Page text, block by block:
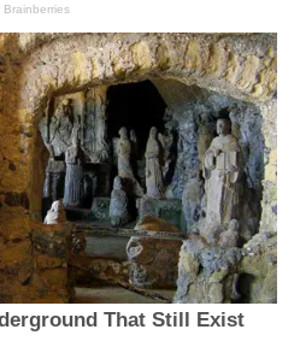
Brainberries
That Still Exist